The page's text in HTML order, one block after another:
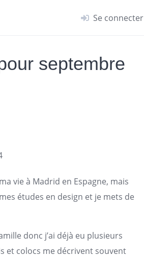
Se connecter
septembre
vie à Madrid en Espagne, mais
études en design et je mets de
donc j’ai déjà eu plusieurs
et colocs me décrivent souvent